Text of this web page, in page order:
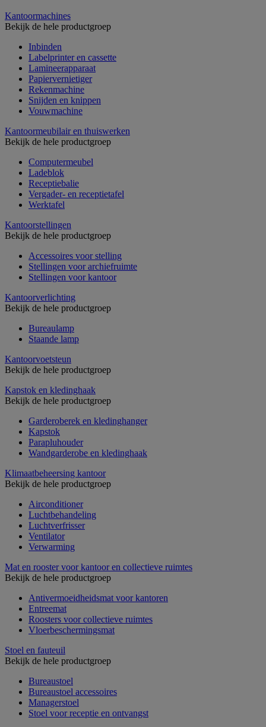
Kantoormachines
Bekijk de hele productgroep
Inbinden
Labelprinter en cassette
Lamineerapparaat
Papiervernietiger
Rekenmachine
Snijden en knippen
Vouwmachine
Kantoormeubilair en thuiswerken
Bekijk de hele productgroep
Computermeubel
Ladeblok
Receptiebalie
Vergader- en receptietafel
Werktafel
Kantoorstellingen
Bekijk de hele productgroep
Accessoires voor stelling
Stellingen voor archiefruimte
Stellingen voor kantoor
Kantoorverlichting
Bekijk de hele productgroep
Bureaulamp
Staande lamp
Kantoorvoetsteun
Bekijk de hele productgroep
Kapstok en kledinghaak
Bekijk de hele productgroep
Garderoberek en kledinghanger
Kapstok
Parapluhouder
Wandgarderobe en kledinghaak
Klimaatbeheersing kantoor
Bekijk de hele productgroep
Airconditioner
Luchtbehandeling
Luchtverfrisser
Ventilator
Verwarming
Mat en rooster voor kantoor en collectieve ruimtes
Bekijk de hele productgroep
Antivermoeidheidsmat voor kantoren
Entreemat
Roosters voor collectieve ruimtes
Vloerbeschermingsmat
Stoel en fauteuil
Bekijk de hele productgroep
Bureaustoel
Bureaustoel accessoires
Managerstoel
Stoel voor receptie en ontvangst